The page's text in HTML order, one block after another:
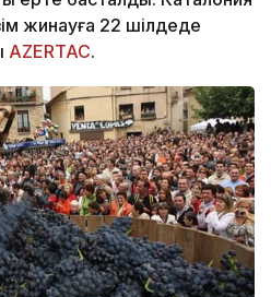
жинауға 22 шілдеде
AZERTAC.